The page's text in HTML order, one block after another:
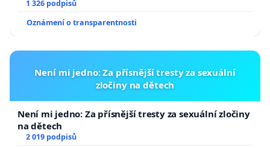
1 326 podpisů
Oznámení o transparentnosti
Není mi jedno: Za přísnější tresty za sexuální
zločiny na dětech
Není mi jedno: Za přísnější tresty za sexuální zločiny
na dětech
2 019 podpisů